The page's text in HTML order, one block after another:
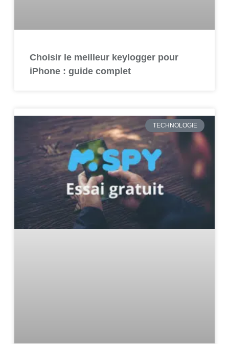
Choisir le meilleur keylogger pour
iPhone : guide complet
TECHNOLOGIE